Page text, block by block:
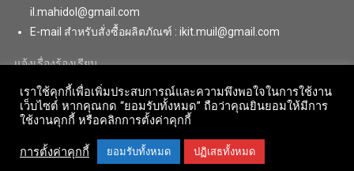
il.mahidol@gmail.com
E-mail สำหรับสั่งซื้อผลิตภัณฑ์ : ikit.muil@gmail.com
แจ้งเรื่องร้องเรียน
Copyright © 2018 . All Rights Reserved. Institute for Innovative Learning,
เราใช้คุกกี้เพื่อเพิ่มประสบการณ์และความพึงพอใจในการใช้งาน
เว็บไซต์ หากคุณกด “ยอมรับทั้งหมด” ถือว่าคุณยินยอมให้มีการ
ใช้งานคุกกี้ หรือคลิกการตั้งค่าคุกกี้
การตั้งค่าคุกกี้ ยอมรับทั้งหมด ปฏิเสธทั้งหมด